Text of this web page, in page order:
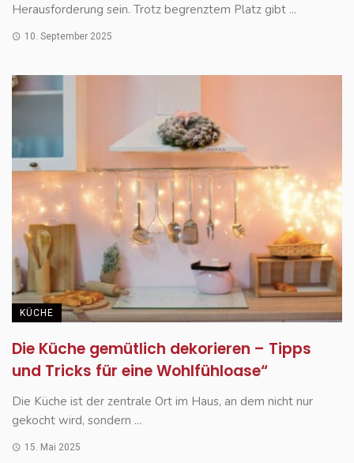
Herausforderung sein. Trotz begrenztem Platz gibt ...
10. September 2025
KÜCHE
Die Küche gemütlich dekorieren – Tipps
und Tricks für eine Wohlfühloase“
Die Küche ist der zentrale Ort im Haus, an dem nicht nur
gekocht wird, sondern ...
15. Mai 2025